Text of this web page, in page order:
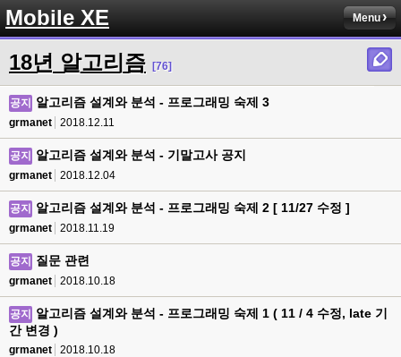
Mobile XE Menu
18년 알고리즘 [76]
공지 알고리즘 설계와 분석 - 프로그래밍 숙제 3
grmanet 2018.12.11
공지 알고리즘 설계와 분석 - 기말고사 공지
grmanet 2018.12.04
공지 알고리즘 설계와 분석 - 프로그래밍 숙제 2 [ 11/27 수정 ]
grmanet 2018.11.19
공지 질문 관련
grmanet 2018.10.18
공지
알고리즘 설계와 분석 - 프로그래밍 숙제 1 ( 11 / 4 수정, late 기
간 변경 )
grmanet 2018.10.18